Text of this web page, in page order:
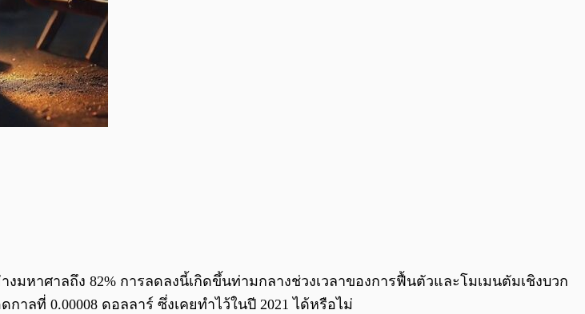
0:00
มหาศาลถึง 82% การลดลงนี้เกิดขึ้นท่ามกลางช่วงเวลาของการฟื้นตัวและโมเมนตัมเชิงบวก
ลที่ 0.00008 ดอลลาร์ ซึ่งเคยทำไว้ในปี 2021 ได้หรือไม่